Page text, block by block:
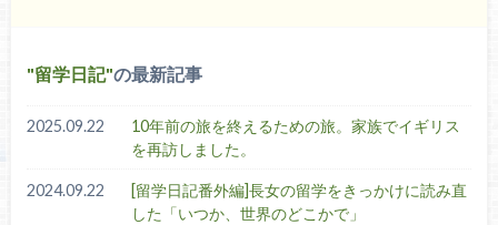
留学日記 の最新記事
2025.09.22
10年前の旅を終えるための旅。家族でイギリス
を再訪しました。
2024.09.22
[留学日記番外編]長女の留学をきっかけに読み直
した「いつか、世界のどこかで」